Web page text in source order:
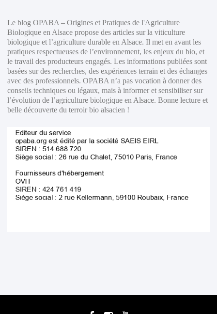
Le blog OPABA – Origines et Pratiques de l'Agriculture
Biologique en Alsace propose des articles sur la viticulture
biologique et l’agriculture durable en Alsace. Il met en avant les
pratiques respectueuses de l’environnement, les enjeux du bio, et
le travail des producteurs engagés. Les informations publiées sont
basées sur des recherches, des expériences terrain et des échanges
avec des professionnels. OPABA n’a pas vocation à donner des
conseils techniques ou légaux, mais à informer et sensibiliser sur
l’évolution de l’agriculture biologique en Alsace. Bonne lecture et
belle découverte du terroir bio alsacien !